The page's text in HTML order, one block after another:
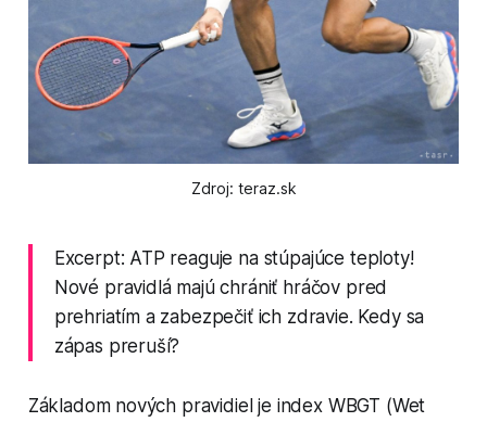
Zdroj: teraz.sk
Excerpt: ATP reaguje na stúpajúce teploty!
Nové pravidlá majú chrániť hráčov pred
prehriatím a zabezpečiť ich zdravie. Kedy sa
zápas preruší?
Základom nových pravidiel je index WBGT (Wet